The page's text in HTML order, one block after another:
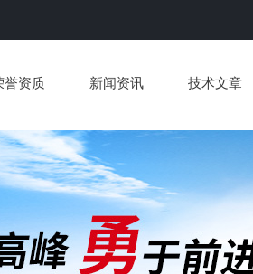
誉资质 新闻资讯 技术文章